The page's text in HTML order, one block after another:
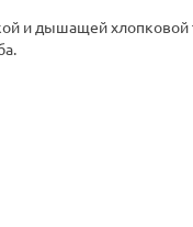
и дышащей